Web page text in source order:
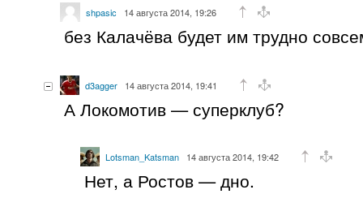
shpasic 14 августа 2014, 19:26
без Калачёва будет им трудно
d3agger 14 августа 2014, 19:41
А Локомотив — суперклуб?
Lotsman_Katsman 14 августа 2014, 19:42
Нет, а Ростов — дно.